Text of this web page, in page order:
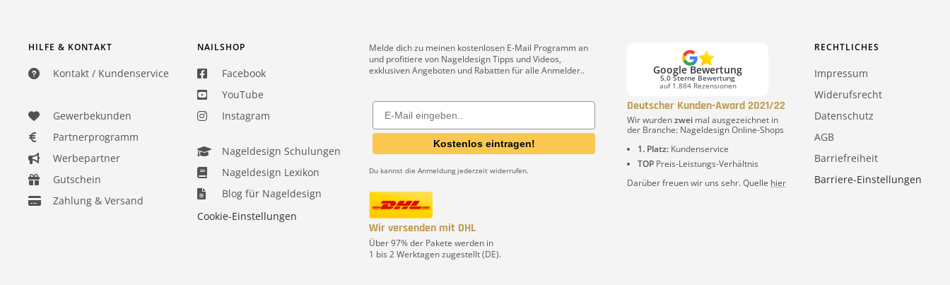
HILFE & KONTAKT
Kontakt / Kundenservice
Gewerbekunden
Partnerprogramm
Werbepartner
Gutschein
Zahlung & Versand
NAILSHOP
Facebook
YouTube
Instagram
Nageldesign Schulungen
Nageldesign Lexikon
Blog für Nageldesign
Cookie-Einstellungen
Melde dich zu meinen kostenlosen E-Mail Programm an
und profitiere von Nageldesign Tipps und Videos,
exklusiven Angeboten und Rabatten für alle Anmelder..
Email
Kostenlos eintragen!
Du kannst die Anmeldung jederzeit widerrufen.
Wir versenden mit DHL
Über 97% der Pakete werden in
1 bis 2 Werktagen zugestellt (DE).
Google Bewertung
5,0 Sterne Bewertung
auf 1.884 Rezensionen
Deutscher Kunden-Award 2021/22
Wir wurdenzwei mal ausgezeichnet in
der Branche: Nageldesign Online-Shops
1. Platz: Kundenservice
TOP Preis-Leistungs-Verhältnis
Darüber freuen wir uns sehr. Quelle hier
RECHTLICHES
Impressum
Widerufsrecht
Datenschutz
AGB
Barriefreiheit
Barriere-Einstellungen